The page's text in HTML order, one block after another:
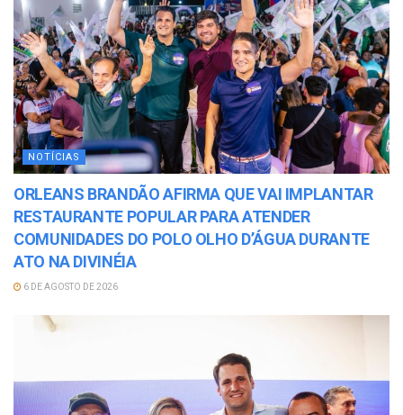
NOTÍCIAS
ORLEANS BRANDÃO AFIRMA QUE VAI IMPLANTAR
RESTAURANTE POPULAR PARA ATENDER
COMUNIDADES DO POLO OLHO D’ÁGUA DURANTE
ATO NA DIVINÉIA
6 DE AGOSTO DE 2026